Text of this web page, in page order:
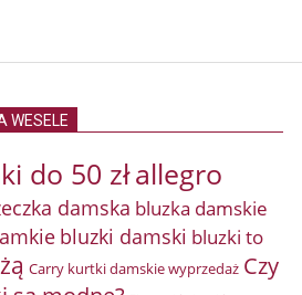
WESELE
do 50 złallegro
damska bluzka damskie
bluzki damski bluzki to
Carry kurtki damskie wyprzedaż Czy